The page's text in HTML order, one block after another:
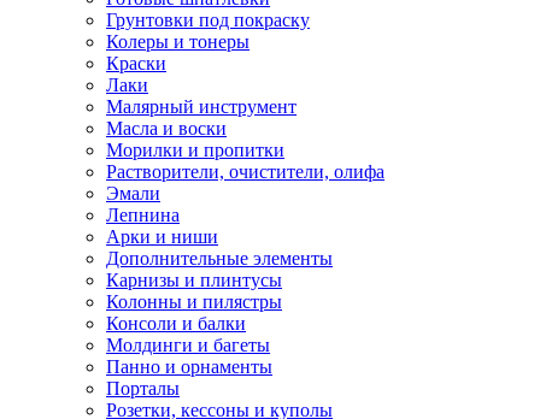
Грунтовки под покраску
Колеры и тонеры
Краски
Лаки
Малярный инструмент
Масла и воски
Морилки и пропитки
Растворители, очистители, олифа
Эмали
Лепнина
Арки и ниши
Дополнительные элементы
Карнизы и плинтусы
Колонны и пилястры
Консоли и балки
Молдинги и багеты
Панно и орнаменты
Порталы
Розетки, кессоны и куполы